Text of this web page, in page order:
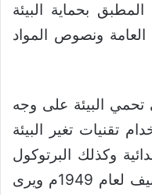
بحماية البيئة
ونصوص المواد
تحمي البيئة على وجه
تقنيات تغير البيئة
وكذلك البرتوكول
الأول الإضافي إلى اتفاقيات جنيف لعام 1949م ويرى